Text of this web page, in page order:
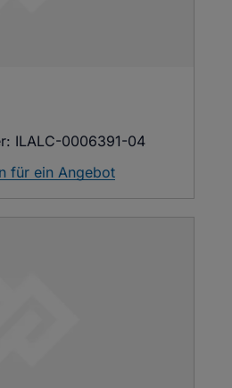
ILALC-0006391-04
für ein Angebot